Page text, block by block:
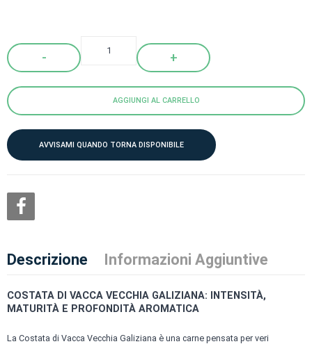
Quantity
AGGIUNGI AL CARRELLO
AVVISAMI QUANDO TORNA DISPONIBILE
Descrizione Informazioni Aggiuntive
COSTATA DI VACCA VECCHIA GALIZIANA:
INTENSITÀ,
MATURITÀ E PROFONDITÀ AROMATICA
La Costata di Vacca Vecchia Galiziana è una carne pensata per veri